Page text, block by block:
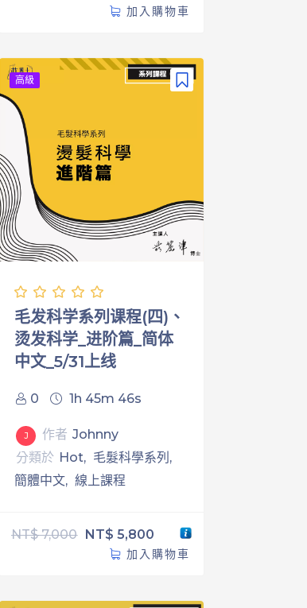
加入購物車
高級
毛发科学系列课程(四)、
烫发科学_进阶篇_简体
中文_5/31上线
0 1h 45m 46s
J 作者 Johnny
分類於 Hot
毛髮科學系列
簡體中文
線上課程
NT$7,000 NT$ 5,800
加入購物車